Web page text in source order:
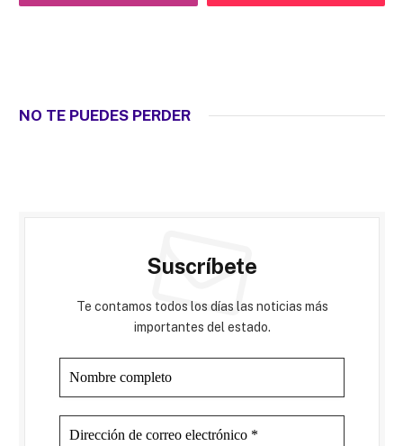
NO TE PUEDES PERDER
Suscríbete
Te contamos todos los días las noticias más
importantes del estado.